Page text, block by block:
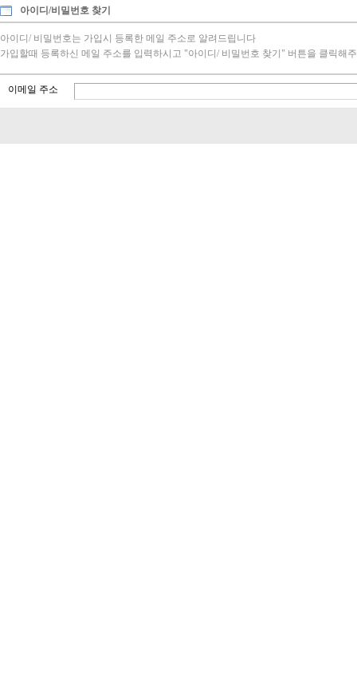
아이디/비밀번호 찾기
아이디/ 비밀번호는 가입시 등록한 메일 주소로 알려드립니다
가입할때 등록하신 메일 주소를 입력하시고 "아이디/ 비밀번호 찾기" 버튼을 클릭해
이메일 주소